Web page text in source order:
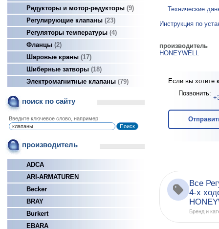
Редукторы и мотор-редукторы 9
Регулирующие клапаны 23
Регуляторы температуры 4
Фланцы 2
Шаровые краны 17
Шиберные затворы 18
Электромагнитные клапаны 79
поиск по сайту
Введите ключевое слово, например:
производитель
ADCA
ARI-ARMATUREN
Becker
BRAY
Burkert
EBARA
Технические
Инструкция по
производитель
HONEYWELL
Если вы хотите
Позвонить:
Все
4-х
Бренд и